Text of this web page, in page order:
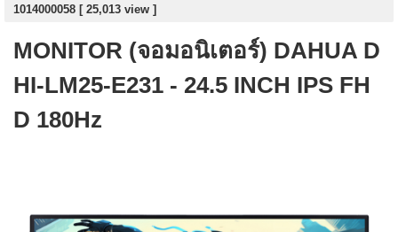
1014000058 [ 25,013 view ]
MONITOR (จอมอนิเตอร์) DAHUA D
HI-LM25-E231 - 24.5 INCH IPS FH
D 180Hz